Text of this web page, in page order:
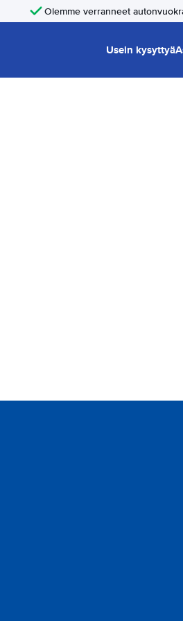
Olemme verranneet
Usein kysyttyä